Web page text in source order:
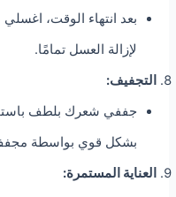
بعد انتهاء الوقت،
لإزالة العسل تمامًا.
التجفيف:
جففي شعرك بلطف
بشكل قوي بواسطة
العناية المستمرة: